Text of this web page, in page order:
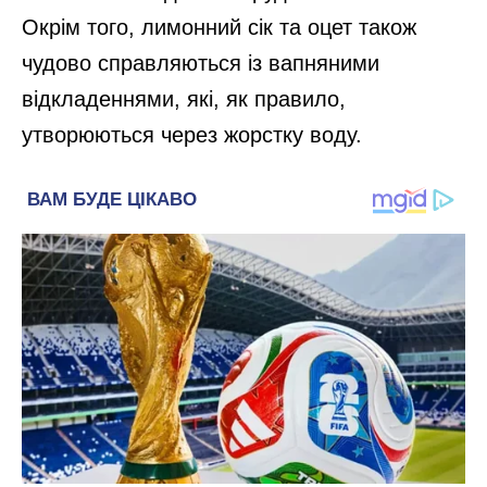
Окрім того, лимонний сік та оцет також
чудово справляються із вапняними
відкладеннями, які, як правило,
утворюються через жорстку воду.